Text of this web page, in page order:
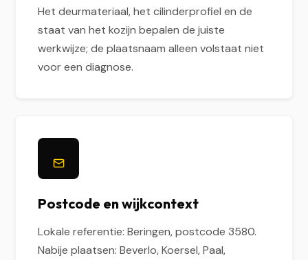
Het deurmateriaal, het cilinderprofiel en de
staat van het kozijn bepalen de juiste
werkwijze; de plaatsnaam alleen volstaat niet
voor een diagnose.
Postcode en wijkcontext
Lokale referentie: Beringen, postcode 3580.
Nabije plaatsen: Beverlo, Koersel, Paal,